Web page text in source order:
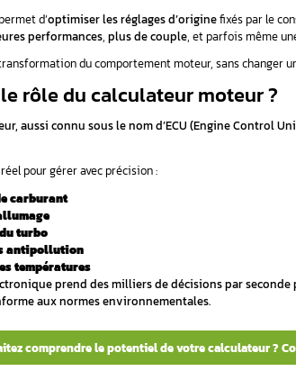
Sommaire
1. La reprogrammation calculateur
2. Quels sont les véhicules concernés
3. Comment fonctionne une
4. Quels sont les bénéfices réels d’une
5. Quels sont les points de vigilance à
6. Reprogrammation ou boîtier
7. Conclusion